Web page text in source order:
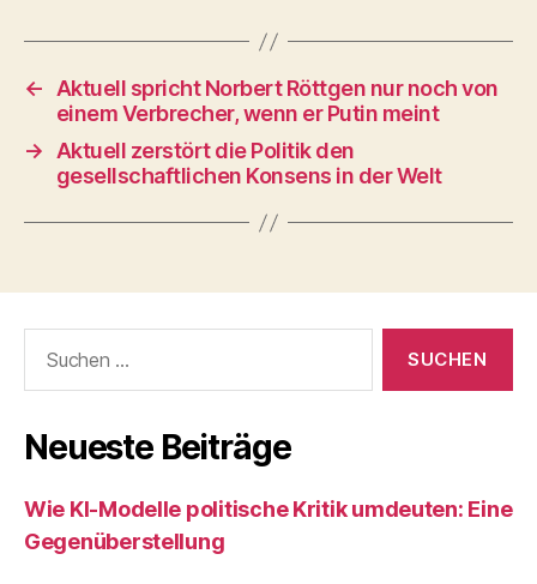
←
Aktuell spricht Norbert Röttgen nur noch von
einem Verbrecher, wenn er Putin meint
→
Aktuell zerstört die Politik den
gesellschaftlichen Konsens in der Welt
nach:
Neueste Beiträge
Wie KI‑Modelle politische Kritik umdeuten: Eine
Gegenüberstellung